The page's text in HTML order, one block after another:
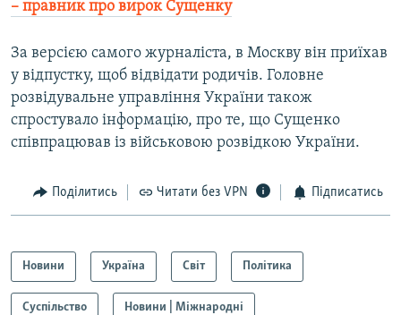
– правник про вирок Сущенку
За версією самого журналіста, в Москву він приїхав
у відпустку, щоб відвідати родичів. Головне
розвідувальне управління України також
спростувало інформацію, про те, що Сущенко
співпрацював із військовою розвідкою України.
Поділитись Читати без VPN Підписатись
Новини Україна Світ Політика
Суспільство Новини | Міжнародні